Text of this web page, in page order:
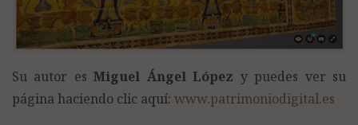
Su autor esMiguel Ángel López y puedes ver su
página haciendo clic aquí: www.patrimoniodigital.es